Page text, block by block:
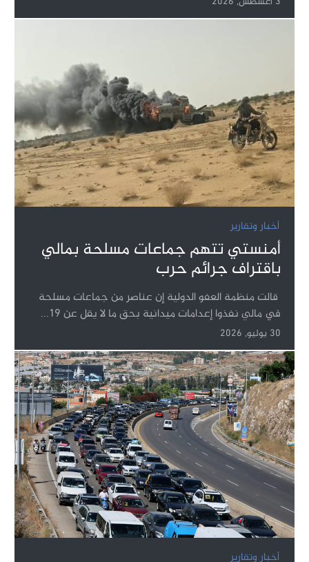
أخبار وتقارير
أمنستي تتهم جماعات مسلحة بمالي
باقتراف جرائم حرب
قالت منظمة العفو الدولية إن عناصر من جماعات مسلحة
في مالي نفذوا إعدامات ميدانية بحق ما لا يقل عن 19...
30 يوليو, 2026
أخبار وتقارير